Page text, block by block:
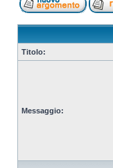
Titolo:
Messaggio: